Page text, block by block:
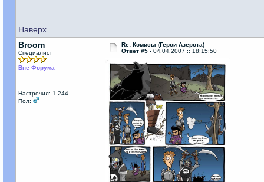
Наверх
Broom
Специалист
Вне Форума
Настрочил: 1 244
Пол:
Re: Комисы (Герои Азерота)
Ответ #5 - 04.04.2007 :: 18:15:50